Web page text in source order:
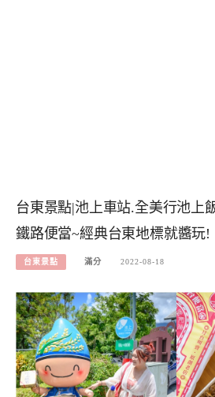
台東景點|池上車站.全美行池上
鐵路便當~經典台東地標就醬玩!
台東景點 滿分 2022-08-18